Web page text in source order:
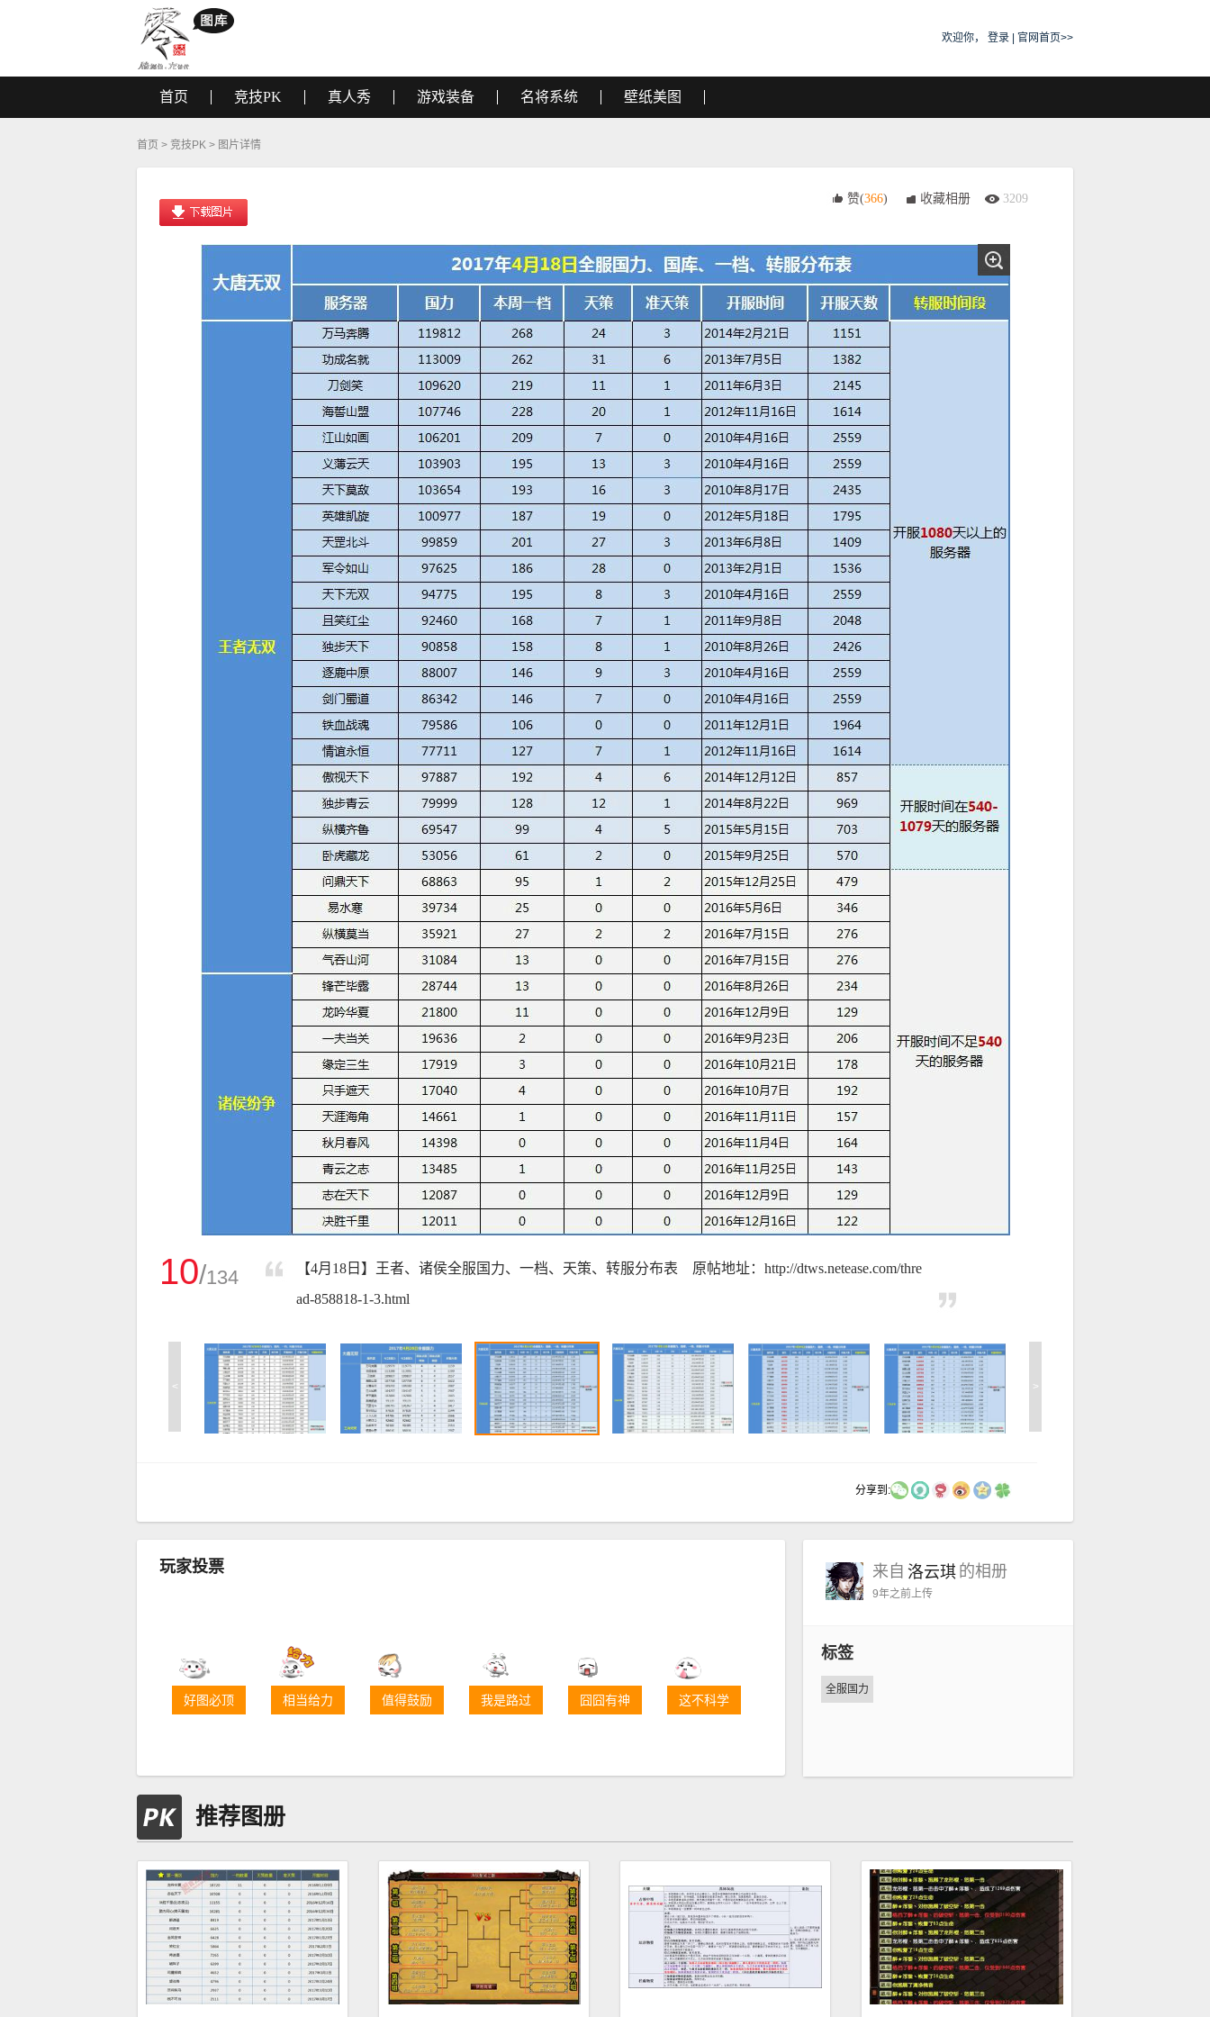
欢迎你， 登录 官网首页>>
首页 竞技PK 真人秀 游戏装备 名将系统 壁纸美图
首页 > 竞技PK > 图片详情
赞(366) 收藏相册 3209
10/134
【4月18日】王者、诸侯全服国力、一档、天策、转服分布表 原帖地址：http://dtws.netease.com/thre
ad-858818-1-3.html
< >
分享到:
玩家投票
好图必顶 相当给力 值得鼓励 我是路过 囧囧有神 这不科学
来自 洛云琪 的相册
9年之前上传
标签
全服国力
推荐图册